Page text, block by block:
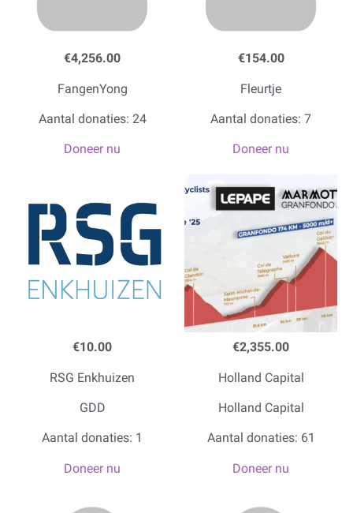
€4,256.00
FangenYong
Aantal donaties: 24
Doneer nu
€154.00
Fleurtje
Aantal donaties: 7
Doneer nu
€10.00
RSG Enkhuizen
GDD
Aantal donaties: 1
Doneer nu
€2,355.00
Holland Capital
Holland Capital
Aantal donaties: 61
Doneer nu